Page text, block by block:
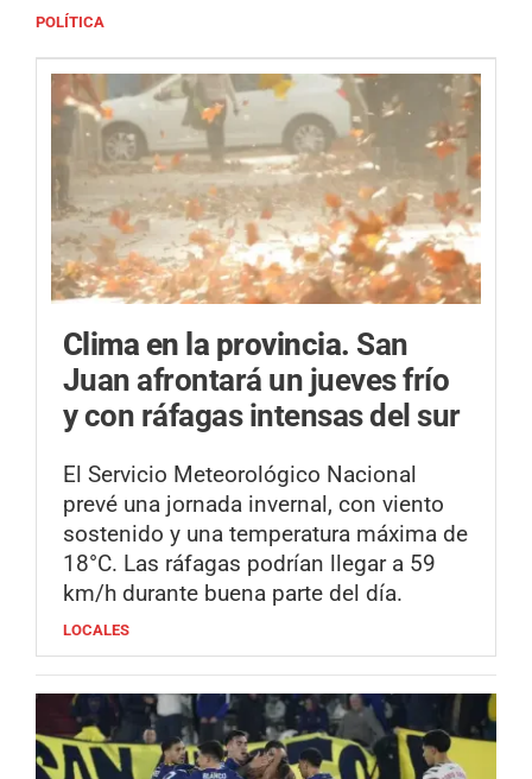
POLÍTICA
Clima en la provincia. San
Juan afrontará un jueves frío
y con ráfagas intensas del sur
El Servicio Meteorológico Nacional
prevé una jornada invernal, con viento
sostenido y una temperatura máxima de
18°C. Las ráfagas podrían llegar a 59
km/h durante buena parte del día.
LOCALES